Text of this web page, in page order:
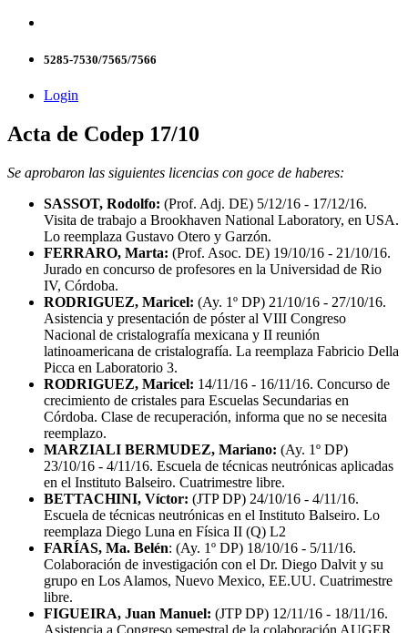
5285-7530/7565/7566
Login
Acta de Codep 17/10
Se aprobaron las siguientes licencias con goce de haberes:
SASSOT, Rodolfo: (Prof. Adj. DE) 5/12/16 - 17/12/16.
Visita de trabajo a Brookhaven National Laboratory, en USA.
Lo reemplaza Gustavo Otero y Garzón.
FERRARO, Marta: (Prof. Asoc. DE) 19/10/16 - 21/10/16.
Jurado en concurso de profesores en la Universidad de Rio
IV, Córdoba.
RODRIGUEZ, Maricel: (Ay. 1º DP) 21/10/16 - 27/10/16.
Asistencia y presentación de póster al VIII Congreso
Nacional de cristalografía mexicana y II reunión
latinoamericana de cristalografía. La reemplaza Fabricio Della
Picca en Laboratorio 3.
RODRIGUEZ, Maricel: 14/11/16 - 16/11/16. Concurso de
crecimiento de cristales para Escuelas Secundarias en
Córdoba. Clase de recuperación, informa que no se necesita
reemplazo.
MARZIALI BERMUDEZ, Mariano: (Ay. 1º DP)
23/10/16 - 4/11/16. Escuela de técnicas neutrónicas aplicadas
en el Instituto Balseiro. Cuatrimestre libre.
BETTACHINI, Víctor: (JTP DP) 24/10/16 - 4/11/16.
Escuela de técnicas neutrónicas en el Instituto Balseiro. Lo
reemplaza Diego Luna en Física II (Q) L2
FARÍAS, Ma. Belén: (Ay. 1º DP) 18/10/16 - 5/11/16.
Colaboración de investigación con el Dr. Diego Dalvit y su
grupo en Los Alamos, Nuevo Mexico, EE.UU. Cuatrimestre
libre.
FIGUEIRA, Juan Manuel: (JTP DP) 12/11/16 - 18/11/16.
Asistencia a Congreso semestral de la colaboración AUGER